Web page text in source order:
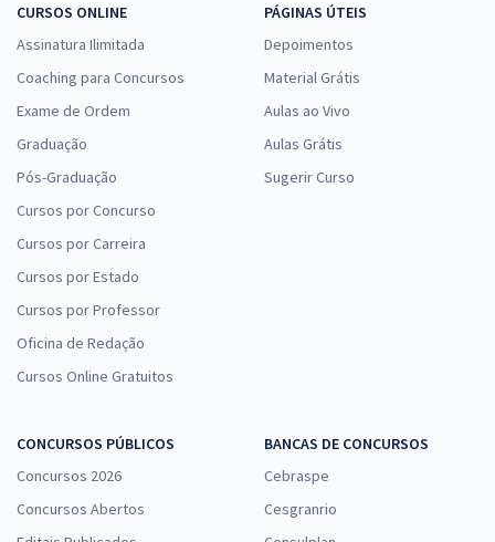
CURSOS ONLINE
Assinatura Ilimitada
Coaching para Concursos
Exame de Ordem
Graduação
Pós-Graduação
Cursos por Concurso
Cursos por Carreira
Cursos por Estado
Cursos por Professor
Oficina de Redação
Cursos Online Gratuitos
PÁGINAS ÚTEIS
Depoimentos
Material Grátis
Aulas ao Vivo
Aulas Grátis
Sugerir Curso
CONCURSOS PÚBLICOS
Concursos 2026
Concursos Abertos
BANCAS DE CONCURSOS
Cebraspe
Cesgranrio